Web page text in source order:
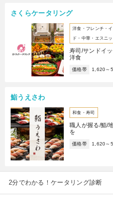
さくらケータリング
洋食・フレンチ・
ド・中華・エスニ
寿司/サンドイ
洋食
価格帯 1,620～
鮨うえさわ
和食・寿司
職人が握る/鮨/
を
価格帯 1,620～
2分でわかる！ケータリング診断